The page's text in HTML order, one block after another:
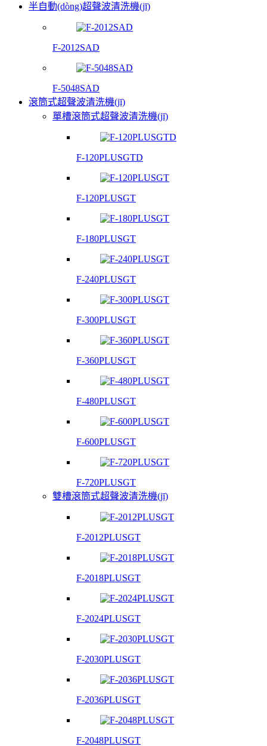
半自動(dòng)超聲波清洗機(jī)
F-2012SAD
F-5048SAD
滾筒式超聲波清洗機(jī)
單槽滾筒式超聲波清洗機(jī)
F-120PLUSGTD
F-120PLUSGT
F-180PLUSGT
F-240PLUSGT
F-300PLUSGT
F-360PLUSGT
F-480PLUSGT
F-600PLUSGT
F-720PLUSGT
雙槽滾筒式超聲波清洗機(jī)
F-2012PLUSGT
F-2018PLUSGT
F-2024PLUSGT
F-2030PLUSGT
F-2036PLUSGT
F-2048PLUSGT